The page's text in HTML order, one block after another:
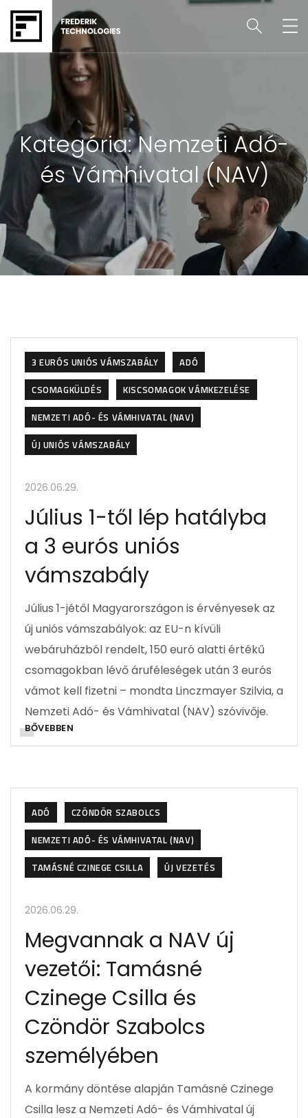
Kategória:Nemzeti Adó-
és Vámhivatal (NAV)
3 EURÓS UNIÓS VÁMSZABÁLY
ADÓ
CSOMAGKÜLDÉS
KISCSOMAGOK VÁMKEZELÉSE
NEMZETI ADÓ- ÉS VÁMHIVATAL (NAV)
ÚJ UNIÓS VÁMSZABÁLY
2026.06.29.
Július 1-től lép hatályba
a 3 eurós uniós
vámszabály
Július 1-jétől Magyarországon is érvényesek az
új uniós vámszabályok: az EU-n kívüli
webáruházból rendelt, 150 euró alatti értékű
csomagokban lévő áruféleségek után 3 eurós
vámot kell fizetni – mondta Linczmayer Szilvia, a
Nemzeti Adó- és Vámhivatal (NAV) szóvivője.
BŐVEBBEN
ADÓ
CZÖNDÖR SZABOLCS
NEMZETI ADÓ- ÉS VÁMHIVATAL (NAV)
TAMÁSNÉ CZINEGE CSILLA
ÚJ VEZETÉS
2026.06.29.
Megvannak a NAV új
vezetői: Tamásné
Czinege Csilla és
Czöndör Szabolcs
személyében
A kormány döntése alapján Tamásné Czinege
Csilla lesz a Nemzeti Adó- és Vámhivatal új